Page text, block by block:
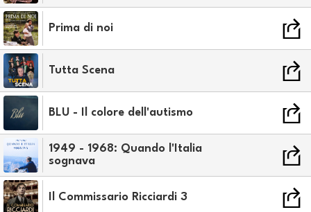
Prima di noi
Tutta Scena
BLU - Il colore dell'autismo
1949 - 1968: Quando l'Italia
sognava
Il Commissario Ricciardi 3